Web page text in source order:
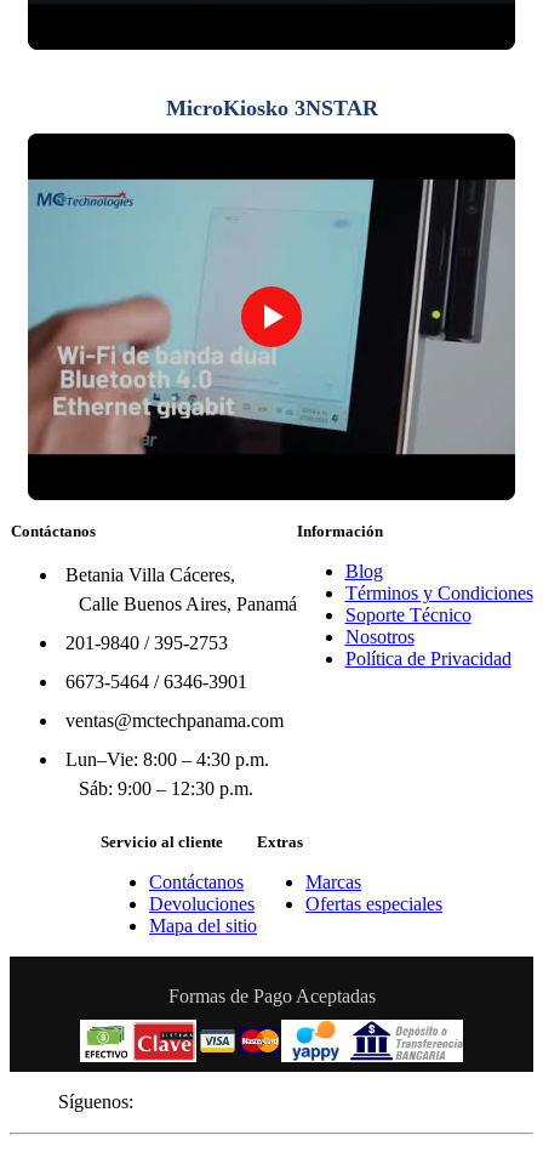
MicroKiosko 3NSTAR
Contáctanos
Betania Villa Cáceres,
Calle Buenos Aires, Panamá
201-9840/395-2753
6673-5464/6346-3901
ventas@mctechpanama.com
Lun–Vie: 8:00 – 4:30 p.m.
Sáb: 9:00 – 12:30 p.m.
Información
Blog
Términos y Condiciones
Soporte Técnico
Nosotros
Política de Privacidad
Servicio al cliente
Contáctanos
Devoluciones
Mapa del sitio
Extras
Marcas
Ofertas especiales
Formas de Pago Aceptadas
Síguenos: